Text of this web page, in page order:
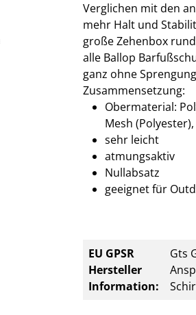
Verglichen mit den
mehr Halt und
große Zehenbox
alle Ballop
ganz ohne
Zusammensetzung:
Obermaterial:
Mesh
sehr leicht
atmungsaktiv
Nullabsatz
geeignet für
EU GPSR
Hersteller
Information:
Gts